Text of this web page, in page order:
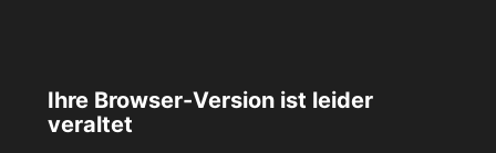
Ihre Browser-Version ist leider
veraltet